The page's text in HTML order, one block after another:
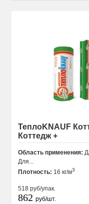
ТеплоKNAUF
Коттедж +
Область применения:
Для...
Плотность: 16 кг/м3
518руб/упак.
862руб/шт.